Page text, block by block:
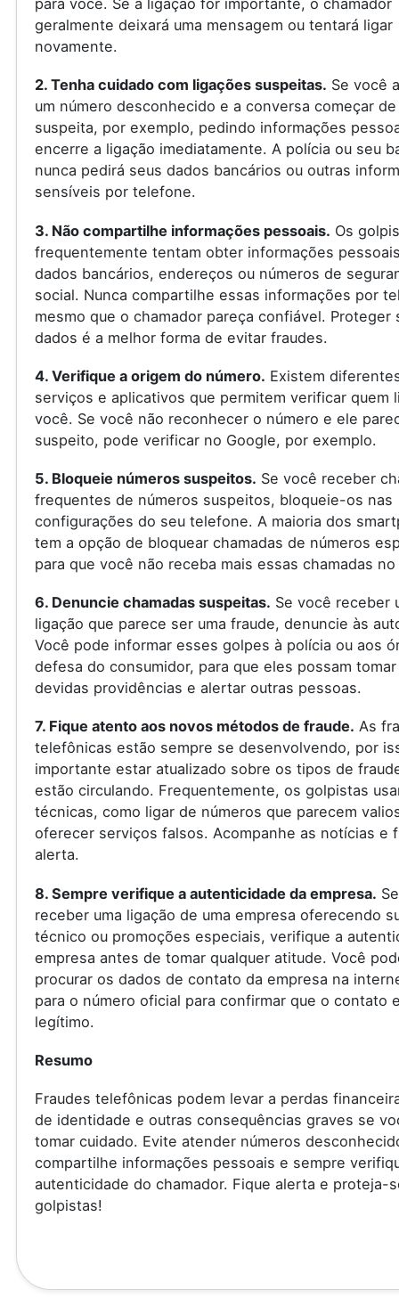
para você. Se a ligação for importante, o chamador
geralmente deixará uma mensagem ou tentará ligar
novamente.
2. Tenha cuidado com ligações suspeitas. Se você
um número desconhecido e a conversa começar
suspeita, por exemplo, pedindo informações
encerre a ligação imediatamente. A polícia ou seu
nunca pedirá seus dados bancários ou outras
sensíveis por telefone.
3. Não compartilhe informações pessoais. Os
frequentemente tentam obter informações
dados bancários, endereços ou números de
social. Nunca compartilhe essas informações por
mesmo que o chamador pareça confiável. Proteger
dados é a melhor forma de evitar fraudes.
4. Verifique a origem do número. Existem
serviços e aplicativos que permitem verificar quem
você. Se você não reconhecer o número e ele
suspeito, pode verificar no Google, por exemplo.
5. Bloqueie números suspeitos. Se você receber
frequentes de números suspeitos, bloqueie-os nas
configurações do seu telefone. A maioria dos
tem a opção de bloquear chamadas de números
para que você não receba mais essas chamadas
6. Denuncie chamadas suspeitas. Se você receber
ligação que parece ser uma fraude, denuncie às
Você pode informar esses golpes à polícia ou aos
defesa do consumidor, para que eles possam tomar
devidas providências e alertar outras pessoas.
7. Fique atento aos novos métodos de fraude. As
telefônicas estão sempre se desenvolvendo, por
importante estar atualizado sobre os tipos de
estão circulando. Frequentemente, os golpistas
técnicas, como ligar de números que parecem
oferecer serviços falsos. Acompanhe as notícias e
alerta.
8. Sempre verifique a autenticidade da empresa.
receber uma ligação de uma empresa oferecendo
técnico ou promoções especiais, verifique a
empresa antes de tomar qualquer atitude. Você
procurar os dados de contato da empresa na
para o número oficial para confirmar que o contato
legítimo.
Resumo
Fraudes telefônicas podem levar a perdas
de identidade e outras consequências graves se
tomar cuidado. Evite atender números
compartilhe informações pessoais e sempre
autenticidade do chamador. Fique alerta e proteja-
golpistas!